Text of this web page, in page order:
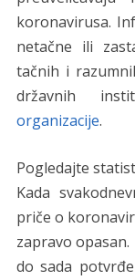
koronavirusa.
netačne ili
tačnih i
državnih
organizacije.
Pogledajte
Kada
priče o
zapravo
do sada